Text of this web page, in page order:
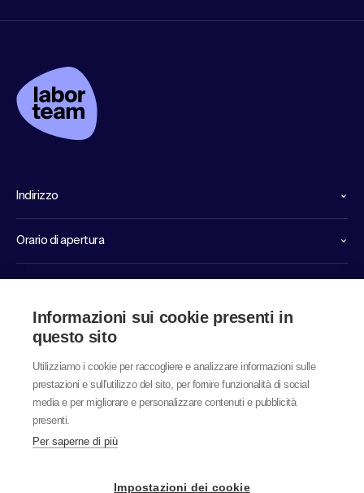
Indirizzo
Orario di apertura
Informazioni sui cookie presenti in
questo sito
Utilizziamo i cookie per raccogliere e analizzare informazioni sulle
prestazioni e sull'utilizzo del sito, per fornire funzionalità di social
media e per migliorare e personalizzare contenuti e pubblicità
presenti.
Per saperne di più
Impostazioni dei cookie